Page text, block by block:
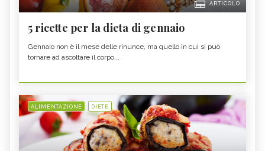
ARTICOLO
5 ricette per la dieta di gennaio
Gennaio non è il mese delle rinunce, ma quello in cui si può
tornare ad ascoltare il corpo...
ALIMENTAZIONE DIETE